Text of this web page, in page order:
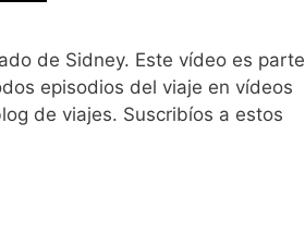
de Sidney. Este vídeo es parte
episodios del viaje en vídeos
de viajes. Suscribíos a estos